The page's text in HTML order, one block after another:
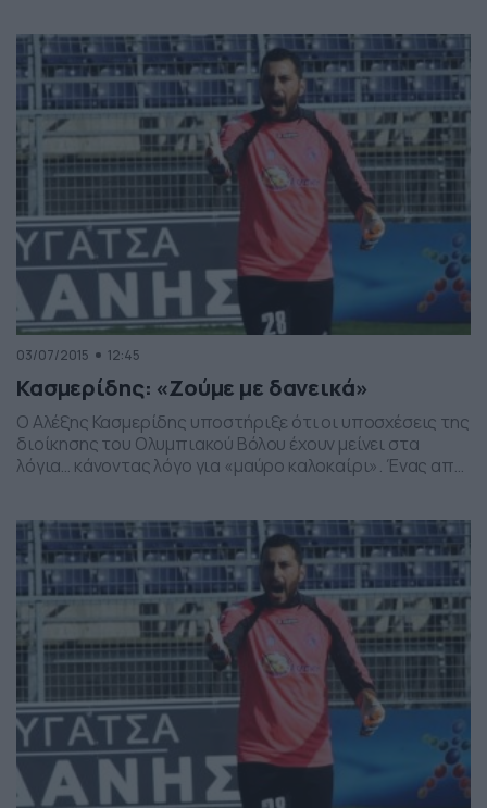
Νέων, Ελπίδων. Το 2004 έγινε υπέγραψε επαγγελματικό
συμβόλαιο στην αντρική ομάδα του ΟΦΗ και αγωνίστηκε
[…]
03/07/2015 12:45
Κασμερίδης: «Ζούμε με δανεικά»
Ο Αλέξης Κασμερίδης υποστήριξε ότι οι υποσχέσεις της
διοίκησης του Ολυμπιακού Βόλου έχουν μείνει στα
λόγια… κάνοντας λόγο για «μαύρο καλοκαίρι». Ένας από
Αλέξης Κασμερίδης. Ο Έλληνας πορτιέρο αναφέρθηκε
στις δυσκολίες που συνεχίζουν να περνούν τόσο εκείνος
όσο και πρώην συμπαίκτες του, όχι […]